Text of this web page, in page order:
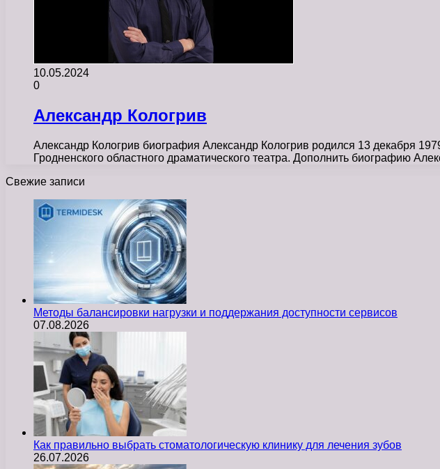
10.05.2024
0
Александр Кологрив
Александр Кологрив биография Александр Кологрив родился 13 декабря
Гродненского областного драматического театра. Дополнить биографию
Свежие записи
Методы балансировки нагрузки и поддержания доступности сервисов
07.08.2026
Как правильно выбрать стоматологическую клинику для лечения зубов
26.07.2026